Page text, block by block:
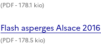
(PDF- 178.1 kio)
Flash asperges Alsace
(PDF- 178.5 kio)